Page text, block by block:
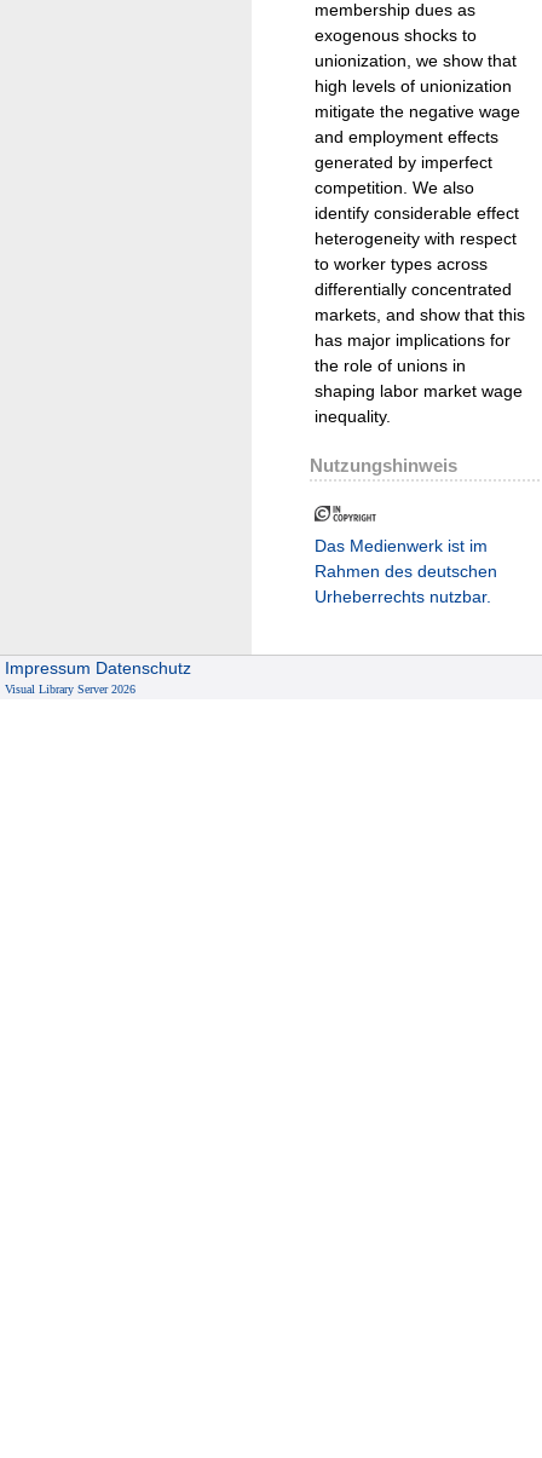
membership dues as
exogenous shocks to
unionization, we show that
high levels of unionization
mitigate the negative wage
and employment effects
generated by imperfect
competition. We also
identify considerable effect
heterogeneity with respect
to worker types across
differentially concentrated
markets, and show that this
has major implications for
the role of unions in
shaping labor market wage
inequality.
Nutzungshinweis
Das Medienwerk ist im
Rahmen des deutschen
Urheberrechts nutzbar.
Impressum Datenschutz
Visual Library Server 2026